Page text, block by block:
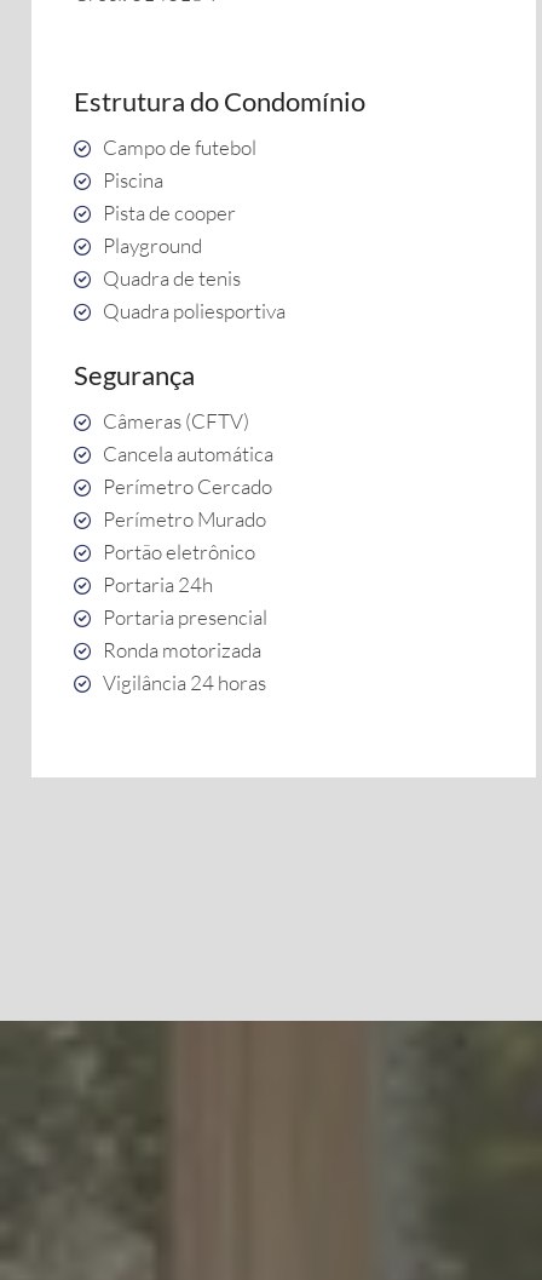
Estrutura do Condomínio
Campo de futebol
Piscina
Pista de cooper
Playground
Quadra de tenis
Quadra poliesportiva
Segurança
Câmeras (CFTV)
Cancela automática
Perímetro Cercado
Perímetro Murado
Portão eletrônico
Portaria 24h
Portaria presencial
Ronda motorizada
Vigilância 24 horas